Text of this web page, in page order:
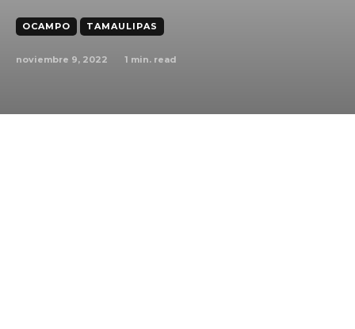
OCAMPO TAMAULIPAS
noviembre 9, 2022 1 min. read